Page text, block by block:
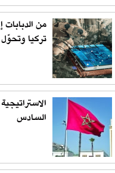
من الدبابات
تركيا
السادس